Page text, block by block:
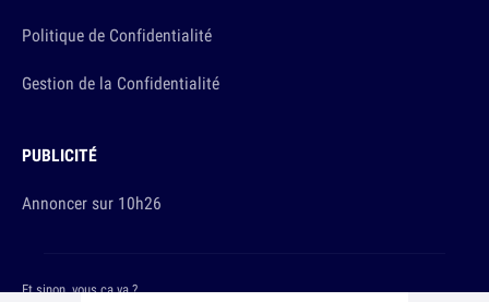
Politique de Confidentialité
Gestion de la Confidentialité
PUBLICITÉ
Annoncer sur 10h26
Et sinon, vous ça va ?